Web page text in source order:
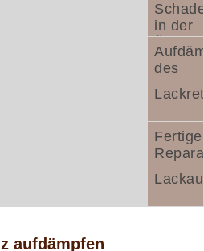
in der
des
Holzes
Fertige
aufdämpfen